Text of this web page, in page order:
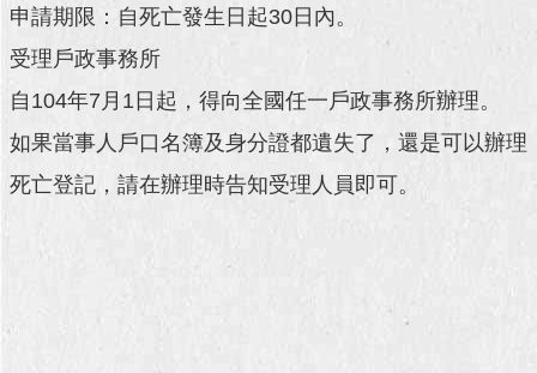
答
時
新
聞
澄
申請期限：自死亡發生日起30日內。
受理戶政事務所
自104年7月1日起，得向全國任一戶政事務所辦理。
如果當事人戶口名簿及身分證都遺失了，還是可以辦理
死亡登記，請在辦理時告知受理人員即可。